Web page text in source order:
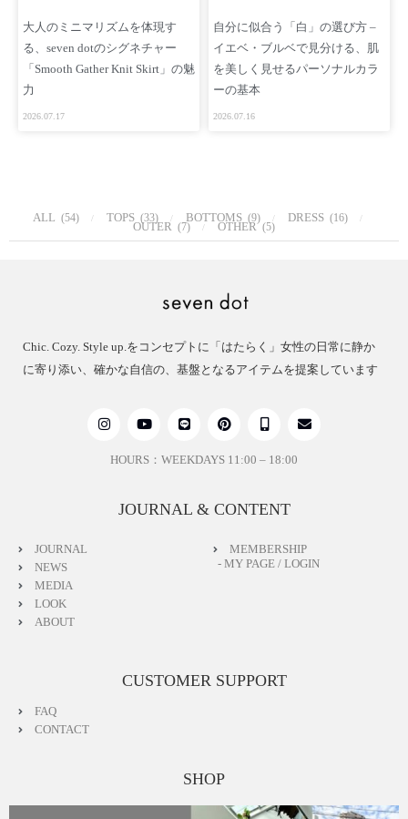
大人のミニマリズムを体現す
る、seven dotのシグネチャー
「Smooth Gather Knit Skirt」の魅
力
2026.07.17
自分に似合う「白」の選び方 –
イエベ・ブルベで見分ける、肌
を美しく見せるパーソナルカラ
ーの基本
2026.07.16
ALL (54) TOPS (33) BOTTOMS (9) DRESS (16)
OUTER (7) OTHER (5)
Chic. Cozy. Style up.をコンセプトに「はたらく」女性の日常に静か
に寄り添い、確かな自信の、基盤となるアイテムを提案しています
HOURS：WEEKDAYS 11:00 – 18:00
JOURNAL & CONTENT
JOURNAL
NEWS
MEDIA
LOOK
ABOUT
MEMBERSHIP
- MY PAGE / LOGIN
CUSTOMER SUPPORT
FAQ
CONTACT
SHOP